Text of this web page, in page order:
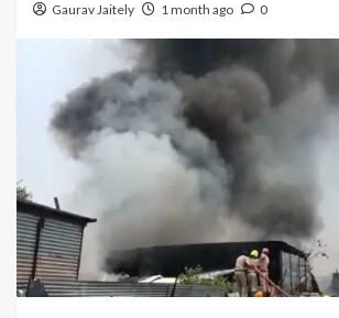
Gaurav Jaitely 1 month ago 0